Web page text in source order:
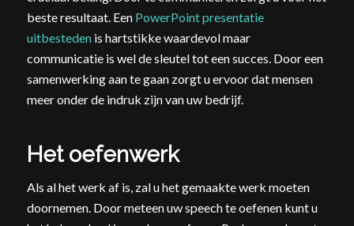
beste resultaat. Een PowerPoint presentatie
uitbestedenis hartstikke waardevol maar
communicatie is wel de sleutel tot een succes. Door een
samenwerking aan te gaan zorgt u ervoor dat mensen
meer onder de indruk zijn van uw bedrijf.
Het oefenwerk
Als al het werk af is, zal u het gemaakte werk moeten
doornemen. Door meteen uw speech te oefenen kunt u